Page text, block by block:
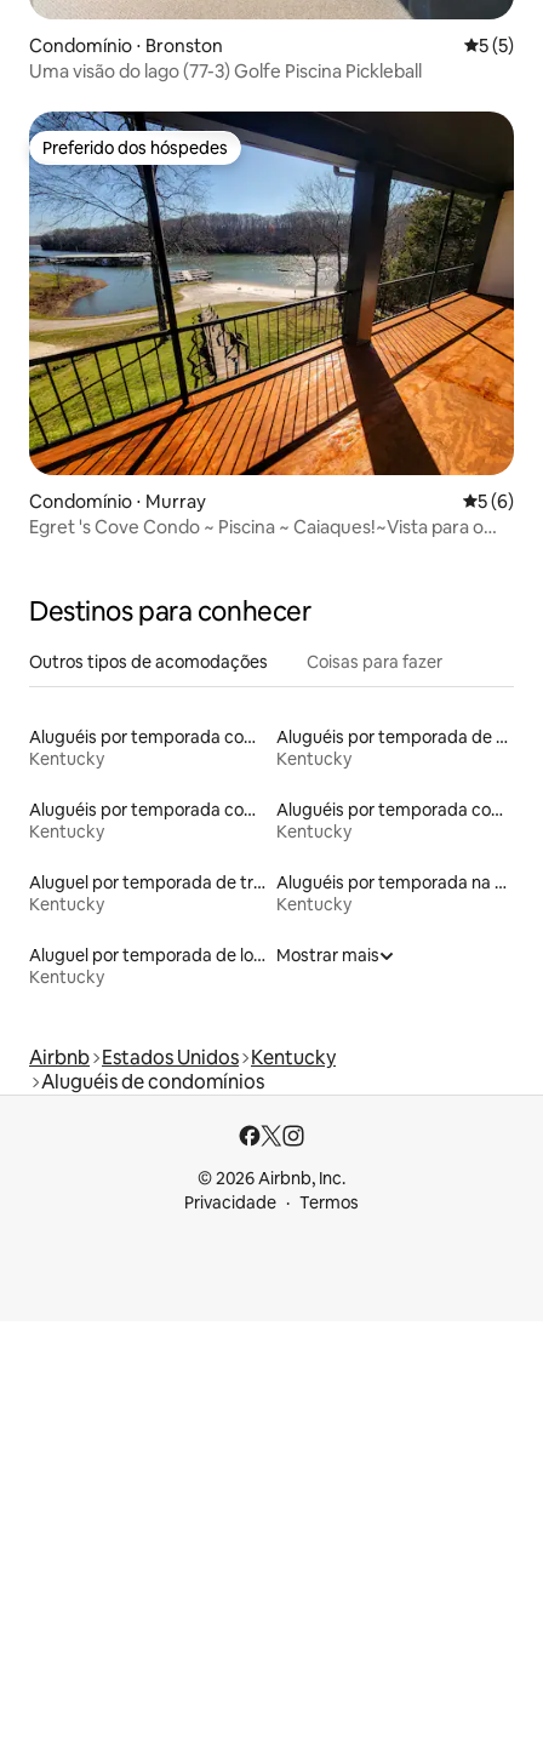
Condomínio ⋅ Bronston 5 de
5 (5)
Uma visão do lago (77-3) Golfe Piscina Pickleball
Preferido dos hóspedes
Preferido dos hóspedes
Condomínio ⋅ Murray 5 de
5 (6)
Egret 's Cove Condo ~ Piscina ~ Caiaques!~Vista para o
Destinos para conhecer
Outros tipos de acomodações Coisas para fazer
Aluguéis por temporada com caiaque
Kentucky
Aluguéis por temporada de celeiros
Kentucky
Aluguéis por temporada com banheiro para PCD
Kentucky
Aluguéis por temporada com cama de altura acessível
Kentucky
Aluguel por temporada de trailers
Kentucky
Aluguéis por temporada na orla
Kentucky
Aluguel por temporada de lofts
Kentucky
Mostrar mais
Airbnb Estados Unidos Kentucky
Aluguéis de condomínios
© 2026 Airbnb, Inc.
Privacidade
Termos